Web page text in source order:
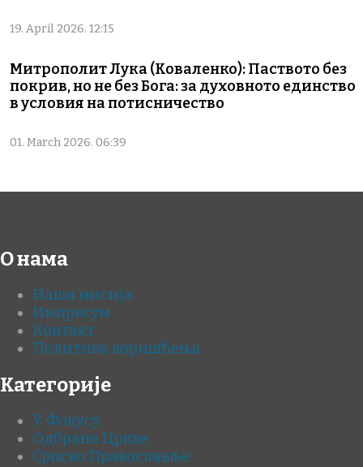
19. April 2026. 12:15
Митрополит Лука (Коваленко): Паството без
покрив, но не без Бога: за духовното единство
в условия на потисничество
01. March 2026. 06:39
О нама
Наша мисија
Импресум
Контакт
Политика коришћења
Категорије
У Фокусу
Одбрана Цркве
Српско Православље